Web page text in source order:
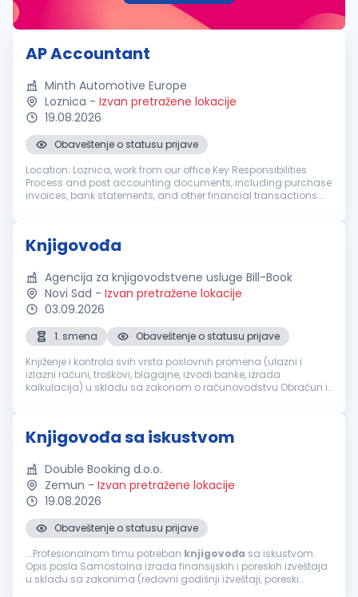
AP Accountant
Minth Automotive Europe
Loznica - Izvan pretražene lokacije
19.08.2026
Obaveštenje o statusu prijave
Location: Loznica, work from our office Key Responsibilities
Process and post accounting documents, including purchase
invoices, bank statements, and other financial transactions.
Knjigovođa
Agencija za knjigovodstvene usluge Bill-Book
Novi Sad - Izvan pretražene lokacije
03.09.2026
1. smena
Obaveštenje o statusu prijave
Knjiženje i kontrola svih vrsta poslovnih promena (ulazni i
izlazni računi, troškovi, blagajne, izvodi banke, izrada
kalkulacija) u skladu sa zakonom o računovodstvu Obračun i
Knjigovođa sa iskustvom
Double Booking d.o.o.
Zemun - Izvan pretražene lokacije
19.08.2026
Obaveštenje o statusu prijave
...Profesionalnom timu potreban knjigovođa sa iskustvom.
Opis posla Samostalna izrada finansijskih i poreskih izveštaja
u skladu sa zakonima (redovni godišnji izveštaji, poreski